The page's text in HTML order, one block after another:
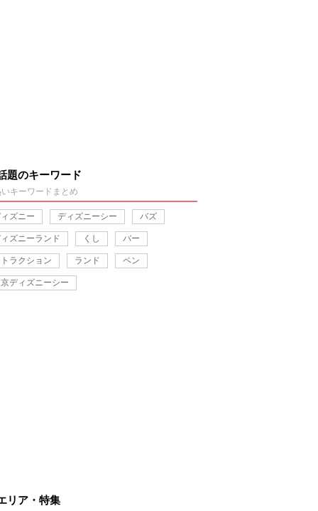
題のキーワード
キーワードまとめ
ズニー ディズニーシー バズ
ズニーランド くし バー
ラクション ランド ペン
ディズニーシー
リア・特集